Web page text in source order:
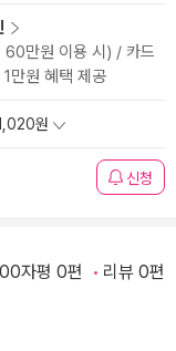
60만원 이용 시) / 카드
만원 혜택 제공
원
신청
자평 0편 리뷰 0편